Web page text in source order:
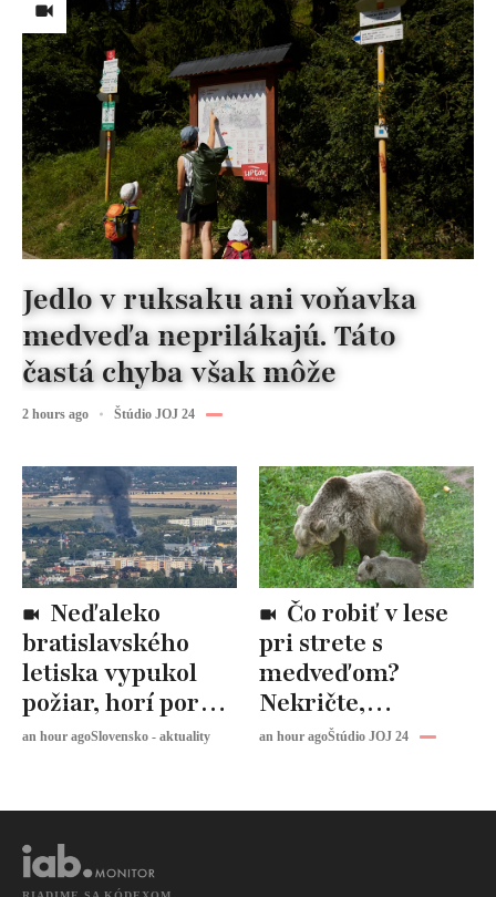
bratislavského
letiska vypukol
požiar, horí porast
a odpad
an hour agoSlovensko - aktuality
pri strete s
medveďom?
Nekričte,
odborník radí
an hour agoŠtúdio JOJ 24
Jedlo v ruksaku ani voňavka
medveďa neprilákajú. Táto
častá chyba však môže
2 hours ago Štúdio JOJ 24